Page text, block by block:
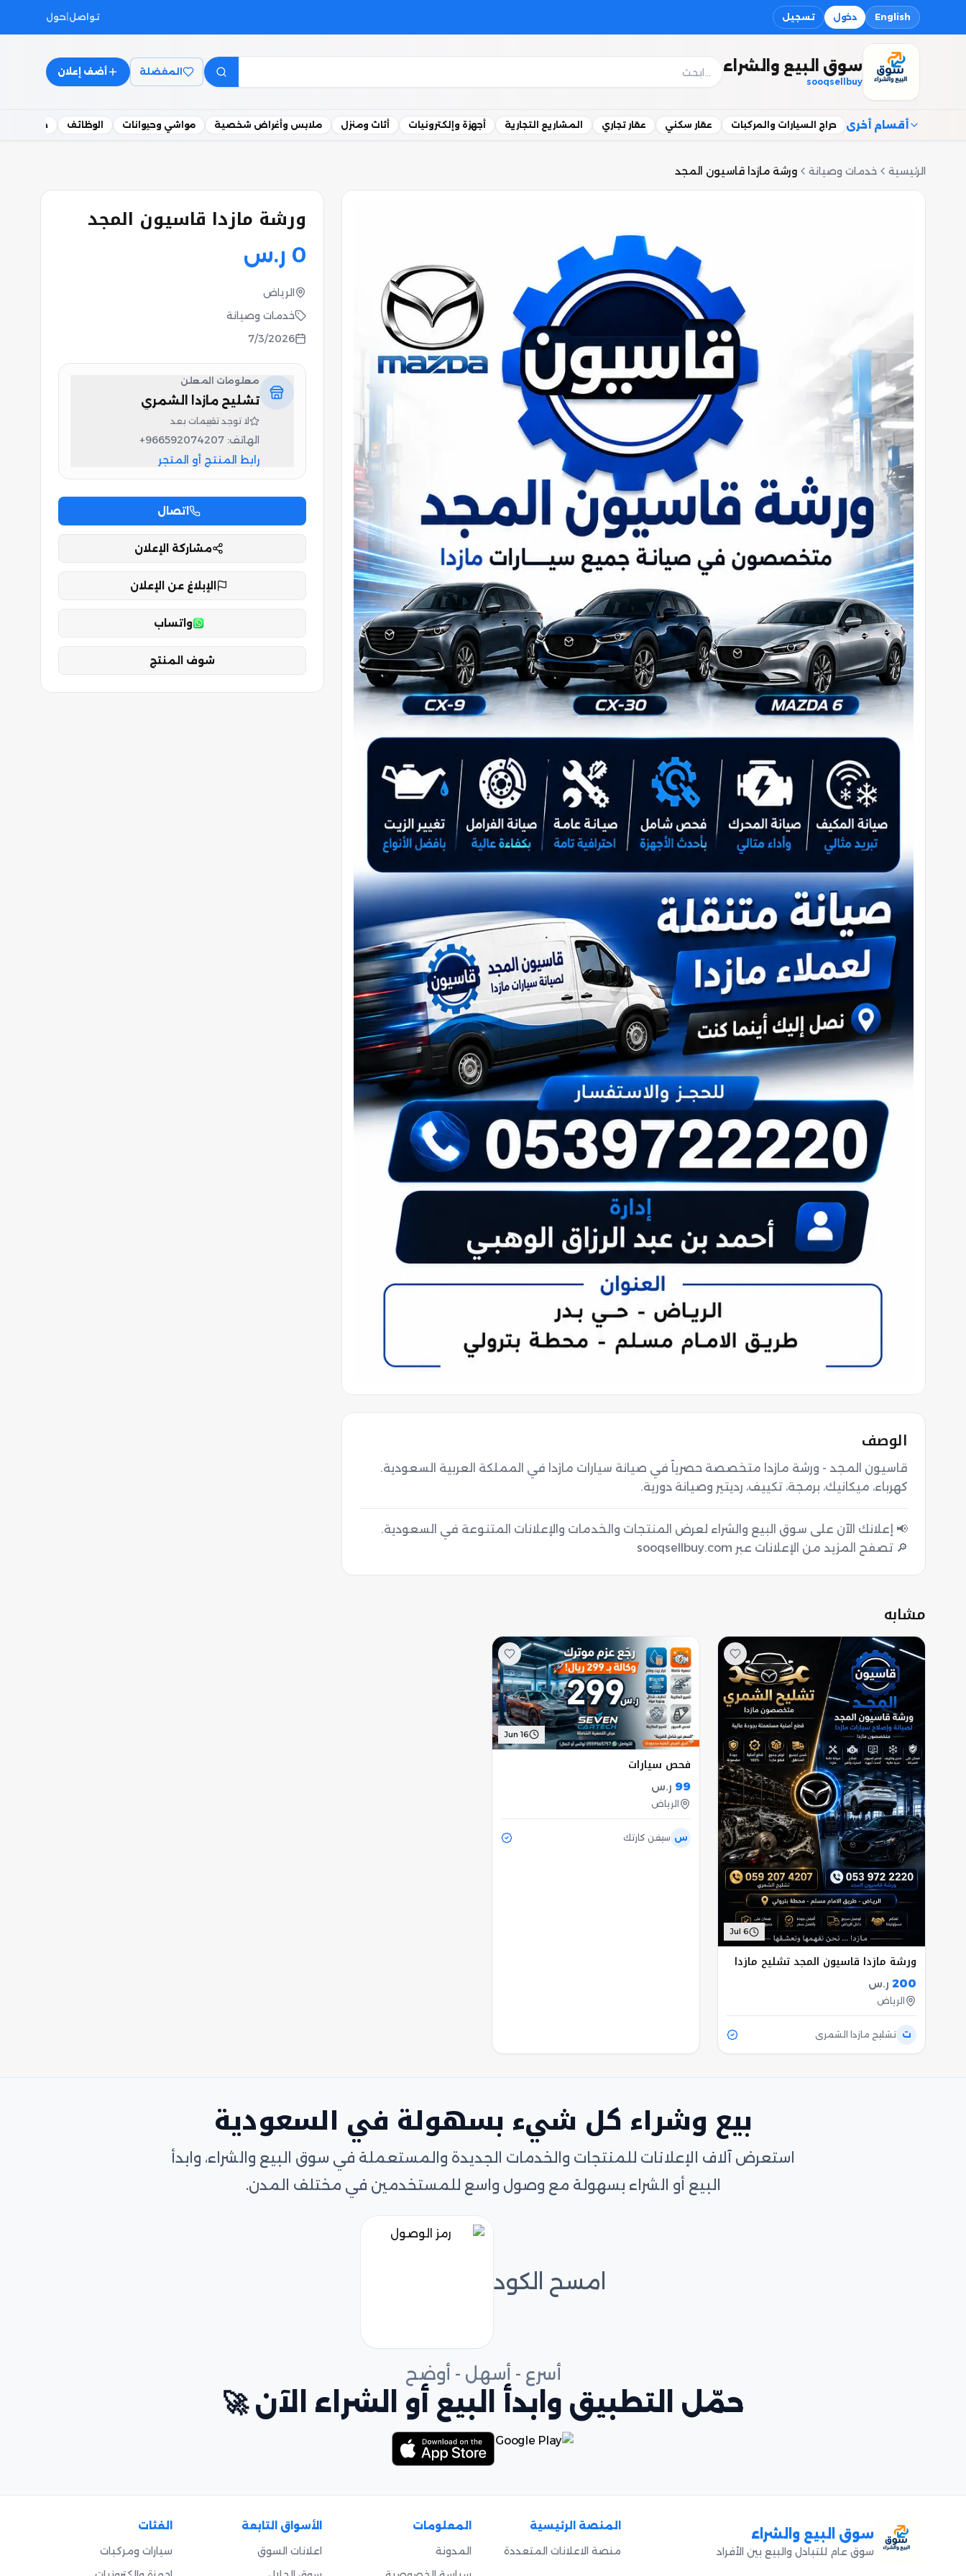
تواصل حول English دخول تسجيل
المفضلة أضف إعلان سوق البيع والشراء
sooqsellbuy
أقسام أخرى حراج السيارات والمركبات عقار سكني عقار تجاري المشاريع التجارية أجهزة وإلكترونيات أثاث ومنزل ملابس وأغراض شخصية مواشي وحيوانات الوظائف خدمات
الرئيسية خدمات وصيانة ورشة مازدا قاسيون المجد
الوصف
كهرباء، ميكانيك، برمجة، تكييف، رديتير وصيانة دورية.
🔎 تصفح المزيد من الإعلانات عبر sooqsellbuy.com
ورشة مازدا قاسيون المجد
0 ر.س
الرياض
خدمات وصيانة
7/3/2026
معلومات المعلن
تشليح مازدا الشمري
لا توجد تقييمات بعد
الهاتف: +966592074207
رابط المنتج أو المتجر
اتصال
مشاركة الإعلان
الإبلاغ عن الإعلان
واتساب
شوف المنتج
مشابه
Jul 6
ورشة مازدا قاسيون المجد تشليح مازدا
200 ر.س
الرياض
ت تشليح مازدا الشمري
Jun 16
فحص سيارات
99 ر.س
الرياض
س سيفن كارتك
بيع وشراء كل شيء بسهولة في السعودية
استعرض آلاف الإعلانات للمنتجات والخدمات الجديدة والمستعملة في سوق البيع والشراء، وابدأ
البيع أو الشراء بسهولة مع وصول واسع للمستخدمين في مختلف المدن.
امسح الكود
أسرع - أسهل - أوضح
حمّل التطبيق وابدأ البيع أو الشراء الآن 🚀
سوق البيع والشراء
سوق عام للتبادل والبيع بين الأفراد
المنصة الرئيسية
منصة الاعلانات المتعددة
المعلومات
المدونة
الأسواق التابعة
اعلانات السوق
الفئات
سيارات ومركبات